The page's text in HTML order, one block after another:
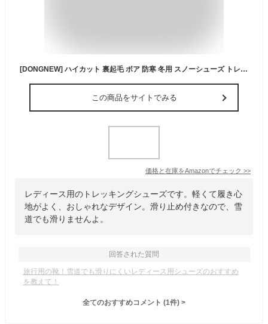
[DONGNEW] ハイカット 裏起毛 ボア 防寒 冬用 スノーシューズ トレッキングシューズ 靴 アウトドア ブラック 防滑 軽量 おしゃれ アウトドア 軽量 滑り止め 雪 スポーツ メンズ レディース 防寒シューズ 雪道 滑らない靴 27.0cm ウィンターブーツ
この商品をサイトでみる
価格と在庫をAmazonでチェック >>
レディース用のトレッキングシューズです。軽くて履き心
地がよく、おしゃれなデザイン。滑り止め付きなので、雪
道でも滑りませんよ。
回答された質問
旅行用の靴！雪道でも滑りにくいレディース用シューズのおすすめ
を教えて！
全てのおすすめコメント (1件) >